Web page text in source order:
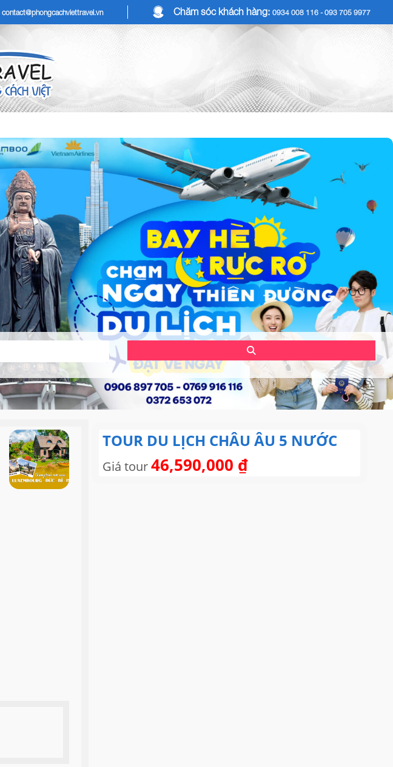
contact@phongcachviettravel.vn Chăm sóc khách hàng: 0934 008 116 - 093 705 9977
TOUR DU LỊCH CHÂU ÂU 5 NƯỚC
Giá tour46,590,000 ₫